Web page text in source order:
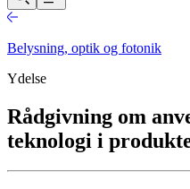
Belysning, optik og fotonik
Ydelse
Rådgivning om
teknologi i